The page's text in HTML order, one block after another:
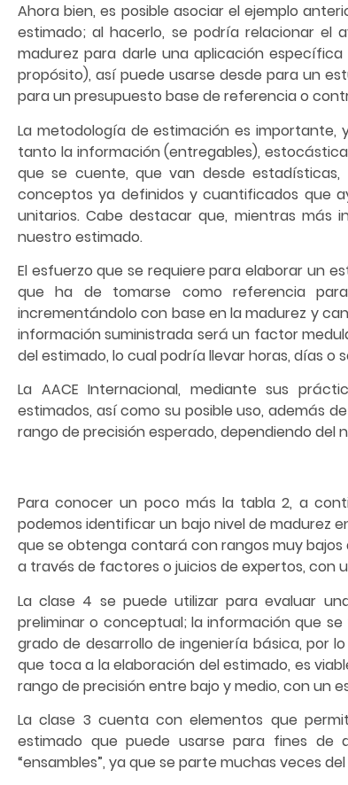
Ahora bien, es posible asociar el ejemplo
estimado; al hacerlo, se podría relacionar
madurez para darle una aplicación
propósito), así puede usarse desde para un
para un presupuesto base de referencia o
La metodología de estimación es
tanto la información (entregables),
que se cuente, que van desde
conceptos ya definidos y cuantificados que
unitarios. Cabe destacar que, mientras más
nuestro estimado.
El esfuerzo que se requiere para elaborar un
que ha de tomarse como referencia
incrementándolo con base en la madurez y
información suministrada será un factor
del estimado, lo cual podría llevar horas, días o
La AACE Internacional, mediante sus
estimados, así como su posible uso, además
rango de precisión esperado, dependiendo del
Para conocer un poco más la tabla 2, a
podemos identificar un bajo nivel de madurez
que se obtenga contará con rangos muy
a través de factores o juicios de expertos, con
La clase 4 se puede utilizar para evaluar
preliminar o conceptual; la información que
grado de desarrollo de ingeniería básica, por
que toca a la elaboración del estimado, es
rango de precisión entre bajo y medio, con un
La clase 3 cuenta con elementos que
estimado que puede usarse para fines de
“ensambles”, ya que se parte muchas veces